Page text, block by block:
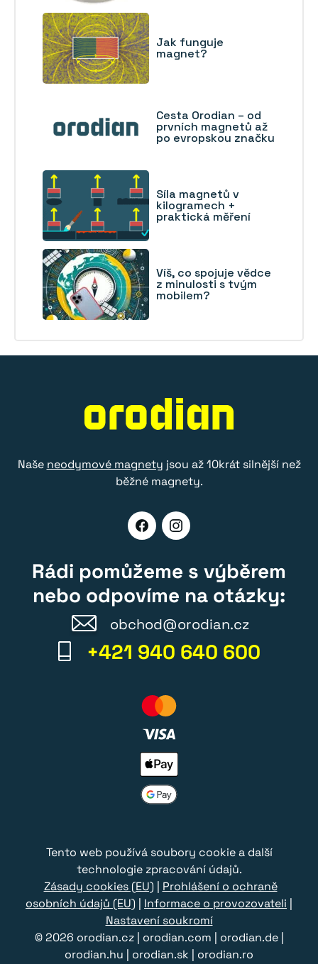
Jak funguje
magnet?
Cesta Orodian – od
prvních magnetů až
po evropskou značku
Síla magnetů v
kilogramech +
praktická měření
Víš, co spojuje vědce
z minulosti s tvým
mobilem?
Naše neodymové magnety jsou až 10krát silnější než
běžné magnety.
Rádi pomůžeme s výběrem
nebo odpovíme na otázky:
obchod@orodian.cz
+421 940 640 600
Tento web používá soubory cookie a další
technologie zpracování údajů.
Zásady cookies (EU)
Prohlášení o ochraně
osobních údajů (EU)
Informace o provozovateli
Nastavení soukromí
© 2026 orodian.cz| orodian.com orodian.de|
orodian.hu
orodian.sk orodian.ro